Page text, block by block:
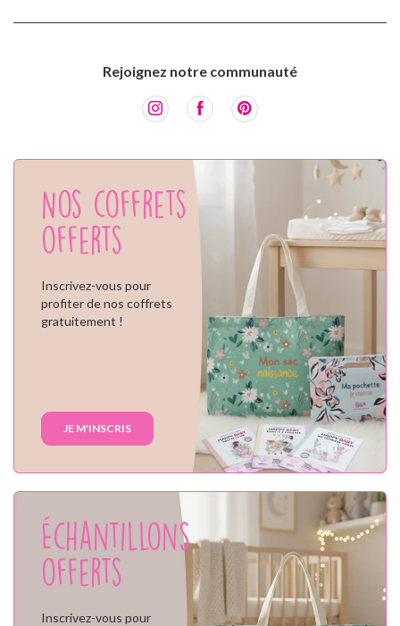
Rejoignez notre communauté
Nos coffrets
offerts
Inscrivez-vous pour
profiter de nos coffrets
gratuitement !
JE M'INSCRIS
Échantillons
offerts
Inscrivez-vous pour